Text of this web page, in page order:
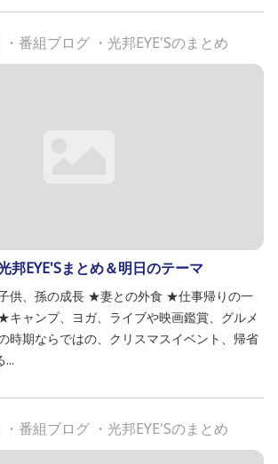
・ 番組ブログ ・ 光邦EYE'Sのまとめ
邦EYE'Sまとめ＆明日のテーマ
供、孫の成長 ★妻との外食 ★仕事帰りの一
キャンプ、ヨガ、ライブや映画鑑賞、グルメ
時期ならではの、クリスマスイベント、帰省
...
・ 番組ブログ ・ 光邦EYE'Sのまとめ